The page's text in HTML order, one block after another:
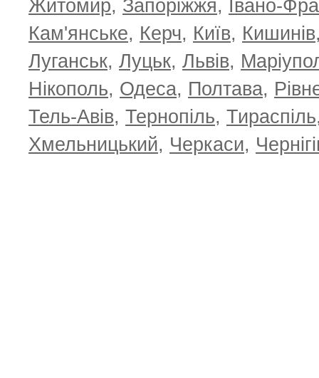
Житомир, Запоріжжя, Івано-
Кам'янське, Керч, Київ, Кишинів
Луганськ, Луцьк, Львів,
Нікополь, Одеса, Полтава,
Тель-Авів, Тернопіль, Тираспіль
Хмельницький, Черкаси,